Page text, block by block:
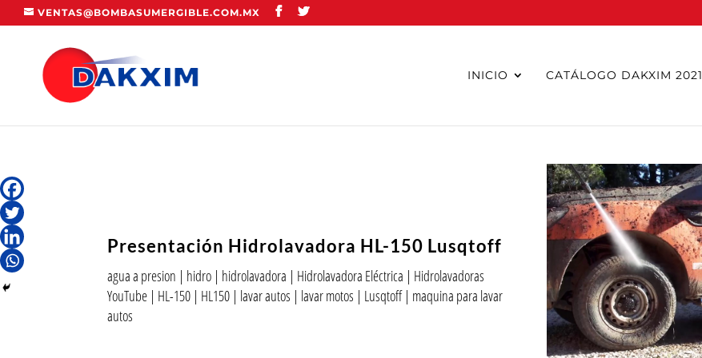
VENTAS@BOMBASUMERGIBLE.COM.MX
INICIO CATÁLOGO DAKXIM 2021
Presentación Hidrolavadora HL-150 Lusqtoff
agua a presion | hidro | hidrolavadora | Hidrolavadora Eléctrica | Hidrolavadoras
YouTube | HL-150 | HL150 | lavar autos | lavar motos | Lusqtoff| maquina para lavar
autos